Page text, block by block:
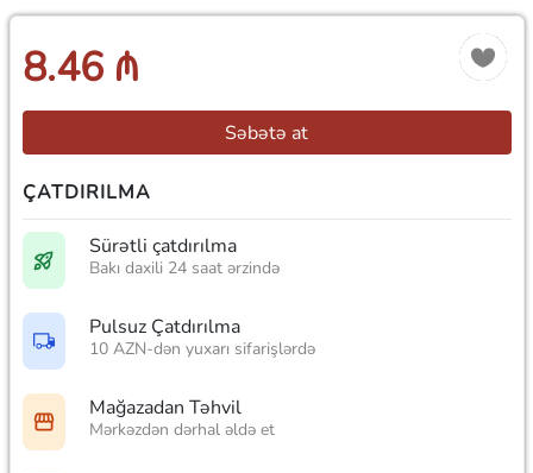
8.46 ₼
Səbətə at
ÇATDIRILMA
Sürətli çatdırılma
Bakı daxili 24 saat ərzində
Pulsuz Çatdırılma
10 AZN-dən yuxarı sifarişlərdə
Mağazadan Təhvil
Mərkəzdən dərhal əldə et